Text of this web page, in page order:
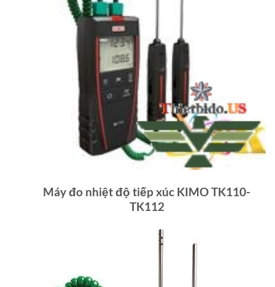
Máy đo nhiệt độ tiếp xúc KIMO TK110-
TK112